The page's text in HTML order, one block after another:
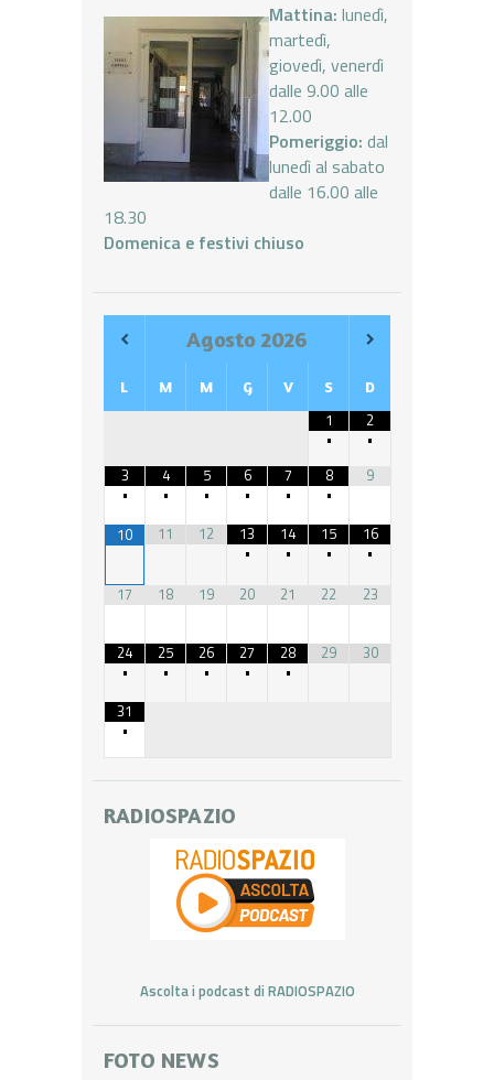
Mattina: lunedì,
martedì,
giovedì, venerdì
dalle 9.00 alle
12.00
Pomeriggio: dal
lunedì al sabato
dalle 16.00 alle
18.30
Domenica e festivi chiuso
Agosto2026
L M M G V S D
1
•
2
•
3
•
4
•
5
•
6
•
7
•
8
•
9
10 11 12
13
•
14
•
15
•
16
•
17
18 19 20 21 22 23
24
•
25
•
26
•
27
•
28
•
29 30
31
•
RADIOSPAZIO
Ascolta i podcast di RADIOSPAZIO
FOTO NEWS